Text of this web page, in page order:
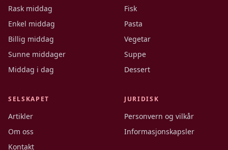
Rask middag
Enkel middag
Billig middag
Sunne middager
Middag i dag
Fisk
Pasta
Vegetar
Suppe
Dessert
SELSKAPET
Artikler
Om oss
Kontakt
JURIDISK
Personvern og vilkår
Informasjonskapsler